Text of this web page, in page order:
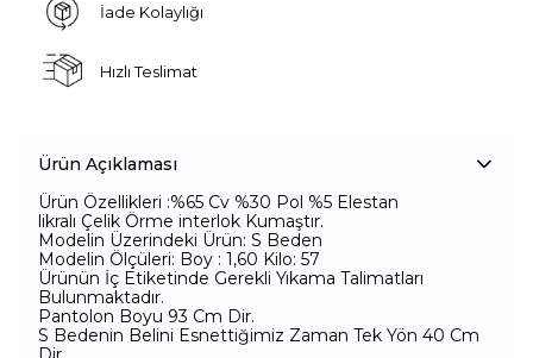
İade Kolaylığı
Hızlı Teslimat
Ürün Açıklaması
Ürün Özellikleri :%65 Cv %30 Pol %5 Elestan
likralı Çelik Örme interlok Kumaştır.
Modelin Üzerindeki Ürün: S Beden
Modelin Ölçüleri: Boy : 1,60 Kilo: 57
Ürünün İç Etiketinde Gerekli Yıkama Talimatları
Bulunmaktadır.
Pantolon Boyu 93 Cm Dir.
S Bedenin Belini Esnettiğimiz Zaman Tek Yön 40 Cm